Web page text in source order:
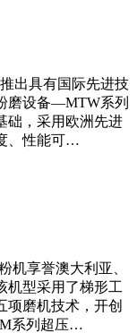
出具有国际先进技
磨设备—MTW系列
础，采用欧洲先进
、性能可…
机享誉澳大利亚、
机型采用了梯形工
项磨机技术，开创
系列超压…